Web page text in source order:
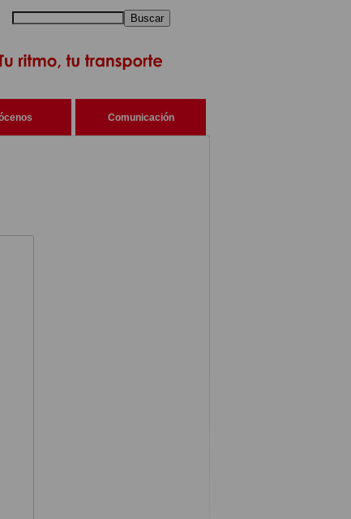
Buscar
Comunicación